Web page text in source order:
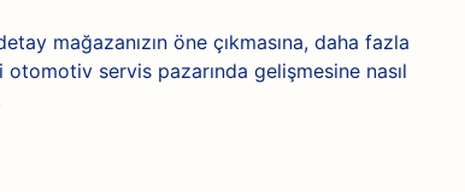
mağazanızın öne çıkmasına, daha fazla
servis pazarında gelişmesine nasıl